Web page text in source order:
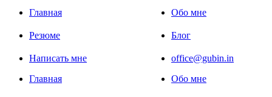
Главная
Обо мне
Резюме Блог
Написать мне
office@gubin.in
Главная
Обо мне